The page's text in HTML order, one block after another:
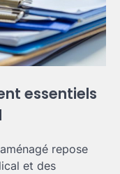
essentiels
repose
et des